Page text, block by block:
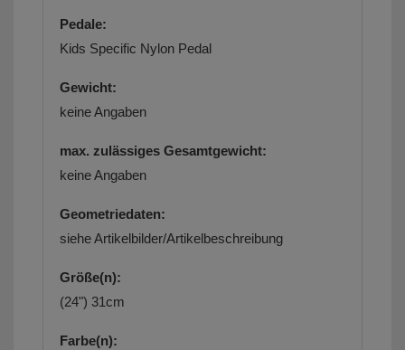
Pedale:
Kids Specific Nylon Pedal
Gewicht:
keine Angaben
max. zulässiges Gesamtgewicht:
keine Angaben
Geometriedaten:
siehe Artikelbilder/Artikelbeschreibung
Größe(n):
(24") 31cm
Farbe(n):